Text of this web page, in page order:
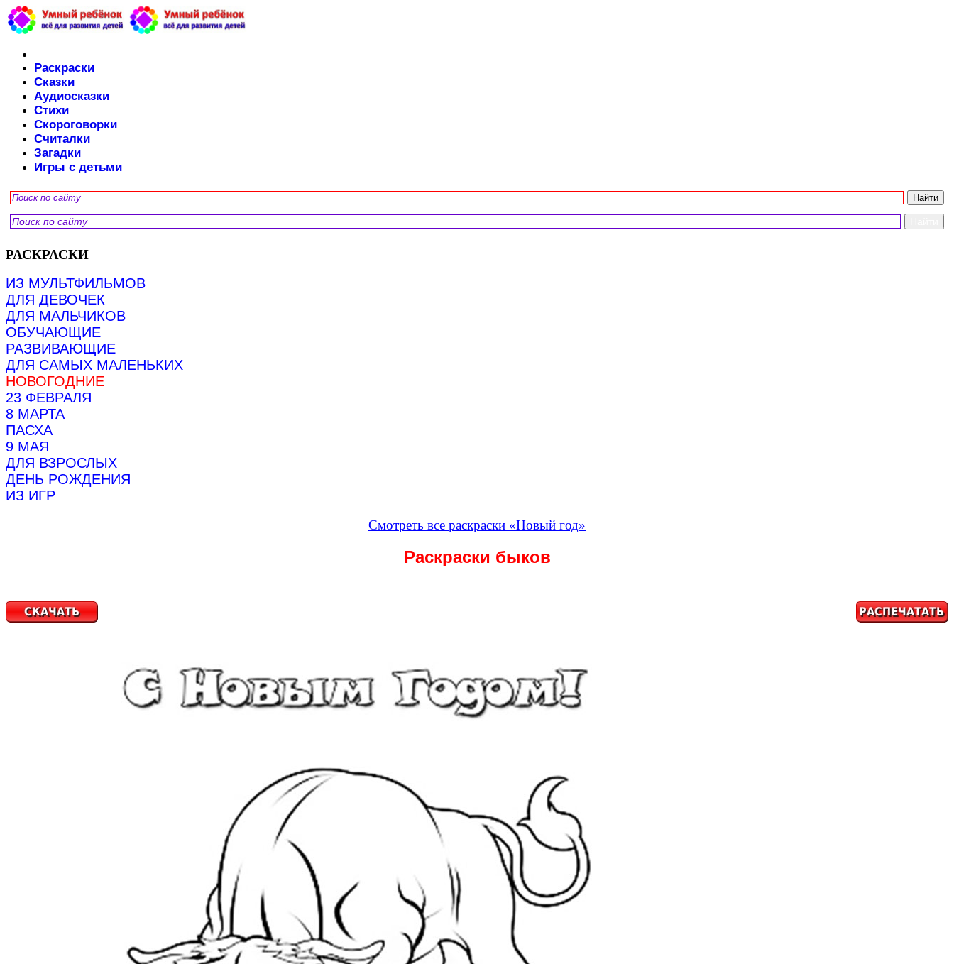
Раскраски
Сказки
Аудиосказки
Стихи
Скороговорки
Считалки
Загадки
Игры с детьми
РАСКРАСКИ
ИЗ МУЛЬТФИЛЬМОВ
ДЛЯ ДЕВОЧЕК
ДЛЯ МАЛЬЧИКОВ
ОБУЧАЮЩИЕ
РАЗВИВАЮЩИЕ
ДЛЯ САМЫХ МАЛЕНЬКИХ
НОВОГОДНИЕ
23 ФЕВРАЛЯ
8 МАРТА
ПАСХА
9 МАЯ
ДЛЯ ВЗРОСЛЫХ
ДЕНЬ РОЖДЕНИЯ
ИЗ ИГР
Смотреть все раскраски «Новый год»
Раскраски быков